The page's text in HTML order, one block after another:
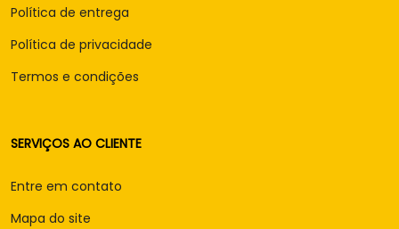
Política de entrega
Política de privacidade
Termos e condições
SERVIÇOS AO CLIENTE
Entre em contato
Mapa do site